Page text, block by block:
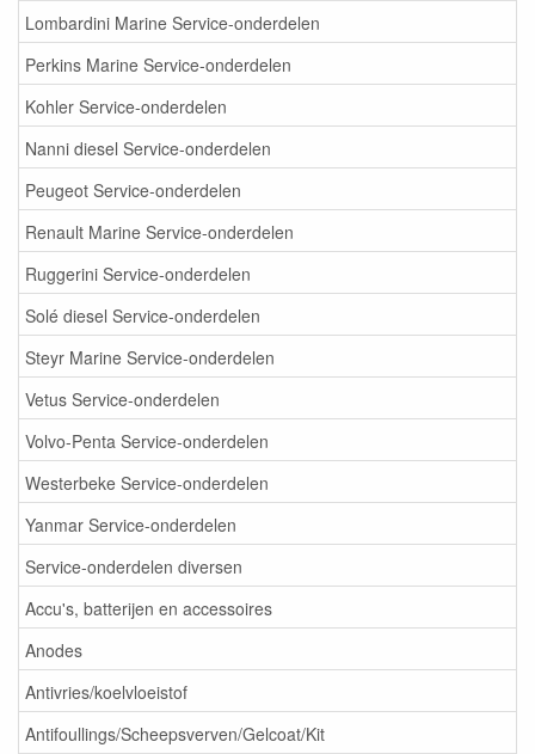
Lombardini Marine Service-onderdelen
Perkins Marine Service-onderdelen
Kohler Service-onderdelen
Nanni diesel Service-onderdelen
Peugeot Service-onderdelen
Renault Marine Service-onderdelen
Ruggerini Service-onderdelen
Solé diesel Service-onderdelen
Steyr Marine Service-onderdelen
Vetus Service-onderdelen
Volvo-Penta Service-onderdelen
Westerbeke Service-onderdelen
Yanmar Service-onderdelen
Service-onderdelen diversen
Accu's, batterijen en accessoires
Anodes
Antivries/koelvloeistof
Antifoullings/Scheepsverven/Gelcoat/Kit